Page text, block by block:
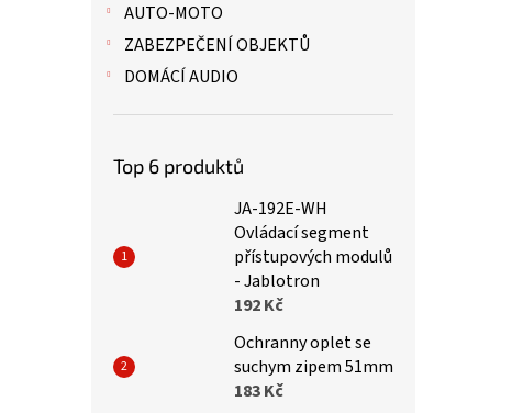
AUTO-MOTO
ZABEZPEČENÍ OBJEKTŮ
DOMÁCÍ AUDIO
Top 6 produktů
JA-192E-WH
Ovládací segment
přístupových modulů
- Jablotron
192 Kč
Ochranny oplet se
suchym zipem 51mm
183 Kč